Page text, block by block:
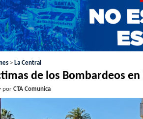
> La Central
de los Bombardeos
porCTA Comunica